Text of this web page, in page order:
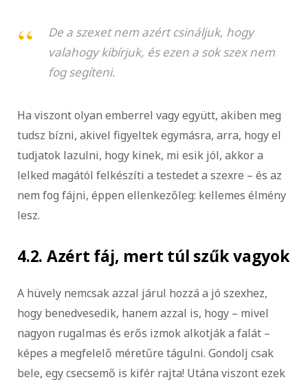
De a szexet nem azért csináljuk, hogy
valahogy kibírjuk, és ezen a sok szex nem
fog segíteni.
Ha viszont olyan emberrel vagy együtt, akiben meg
tudsz bízni, akivel figyeltek egymásra, arra, hogy el
tudjatok lazulni, hogy kinek, mi esik jól, akkor a
lelked magától felkészíti a testedet a szexre – és az
nem fog fájni, éppen ellenkezőleg: kellemes élmény
lesz.
4.2. Azért fáj, mert túl szűk vagyok
A hüvely nemcsak azzal járul hozzá a jó szexhez,
hogy benedvesedik, hanem azzal is, hogy – mivel
nagyon rugalmas és erős izmok alkotják a falát –
képes a megfelelő méretűre tágulni. Gondolj csak
bele, egy csecsemő is kifér rajta! Utána viszont ezek